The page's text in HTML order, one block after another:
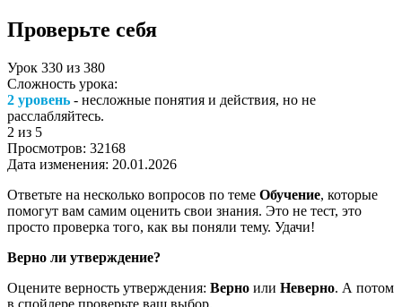
Проверьте себя
Урок 330 из 380
Сложность урока:
2 уровень - несложные понятия и действия, но не
расслабляйтесь.
2 из 5
Просмотров: 32168
Дата изменения: 20.01.2026
Ответьте на несколько вопросов по теме Обучение, которые
помогут вам самим оценить свои знания. Это не тест, это
просто проверка того, как вы поняли тему. Удачи!
Верно ли утверждение?
Оцените верность утверждения: Верно или Неверно. А потом
в спойлере проверьте ваш выбор.